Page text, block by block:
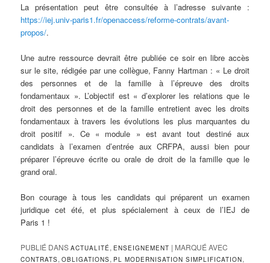
La présentation peut être consultée à l’adresse suivante :
https://iej.univ-paris1.fr/openaccess/reforme-contrats/avant-
propos/.
Une autre ressource devrait être publiée ce soir en libre accès
sur le site, rédigée par une collègue, Fanny Hartman : « Le droit
des personnes et de la famille à l’épreuve des droits
fondamentaux ». L’objectif est « d’explorer les relations que le
droit des personnes et de la famille entretient avec les droits
fondamentaux à travers les évolutions les plus marquantes du
droit positif ». Ce « module » est avant tout destiné aux
candidats à l’examen d’entrée aux CRFPA, aussi bien pour
préparer l’épreuve écrite ou orale de droit de la famille que le
grand oral.
Bon courage à tous les candidats qui préparent un examen
juridique cet été, et plus spécialement à ceux de l’IEJ de
Paris 1 !
PUBLIÉ DANS ACTUALITÉ ,ENSEIGNEMENT | MARQUÉ AVEC
CONTRATS,OBLIGATIONS, PL MODERNISATION SIMPLIFICATION,